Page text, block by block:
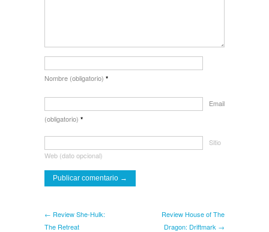
Nombre (obligatorio) *
Email
(obligatorio) *
Sitio
Web (dato opcional)
← Review She-Hulk:
The Retreat
Review House of The
Dragon: Driftmark →